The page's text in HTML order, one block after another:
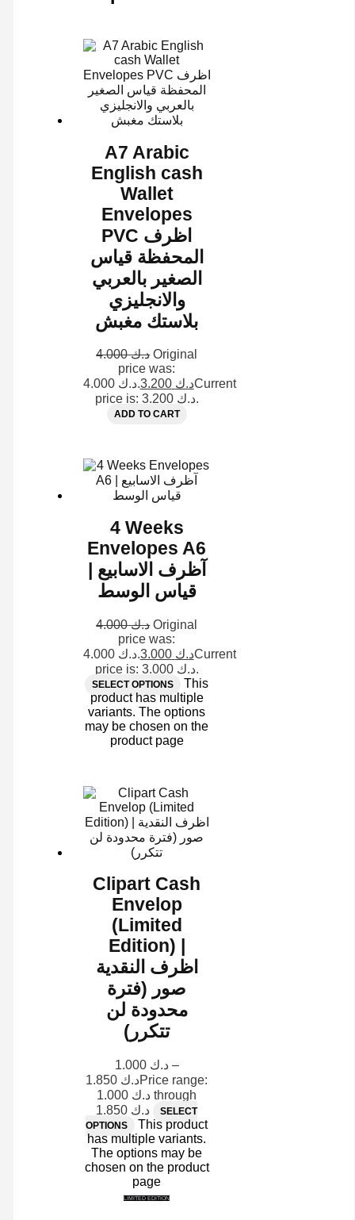
A7 Arabic
English cash
Wallet
Envelopes
PVC اظرف
المحفظة قياس
الصغير بالعربي
والانجليزي
بلاستك مغبش
د.ك4.000
Original
price was:
د.ك 4.000.
د.ك 3.200
Current
price is: د.ك 3.200.
ADD TO CART
4 Weeks
Envelopes A6
قياس الوسط
د.ك4.000
Original
price was:
د.ك 4.000.
د.ك 3.000
Current
price is: د.ك 3.000.
SELECT OPTIONS
This
product has multiple
variants. The options
may be chosen on the
product page
Clipart Cash
Envelop
(Limited
Edition) |
اظرف النقدية
صور (فترة
محدودة لن
تتكرر)
د.ك 1.000
–
د.كPrice range:
د.ك 1.000 through
د.ك 1.850
SELECT
OPTIONS
This product
has multiple variants.
The options may be
chosen on the product
page
LIMITED EDITION